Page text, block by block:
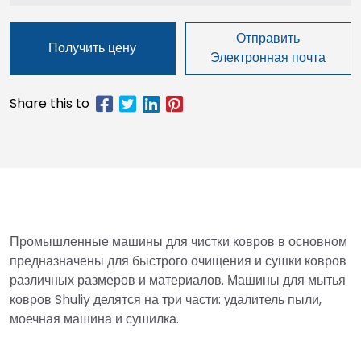
Получить цену
Отправить
Электронная почта
Промышленные машины для чистки ковров в основном
предназначены для быстрого очищения и сушки ковров
различных размеров и материалов. Машины для мытья
ковров Shuliy делятся на три части: удалитель пыли,
моечная машина и сушилка.